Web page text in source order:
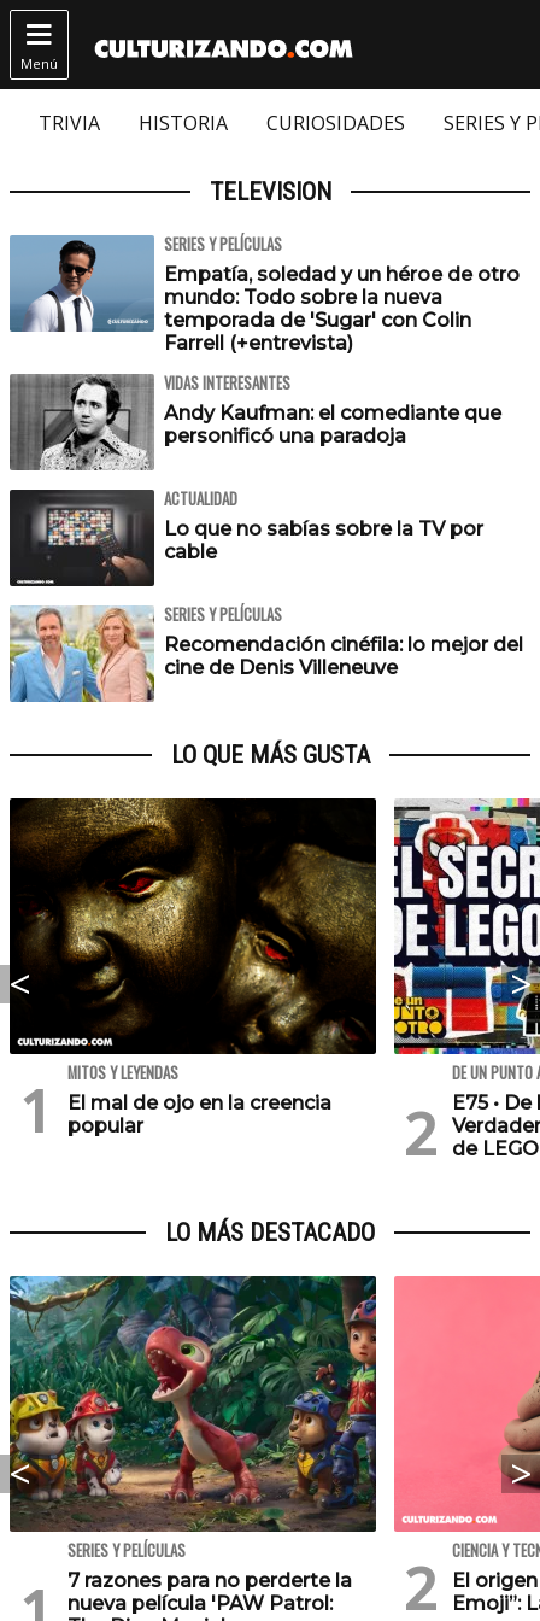

Menú
TRIVIA HISTORIA CURIOSIDADES SERIES Y
TELEVISION
SERIES Y PELÍCULAS
Empatía, soledad y un héroe de otro
mundo: Todo sobre la nueva
temporada de 'Sugar' con Colin
Farrell (+entrevista)
VIDAS INTERESANTES
Andy Kaufman: el comediante que
personificó una paradoja
ACTUALIDAD
Lo que no sabías sobre la TV por
cable
SERIES Y PELÍCULAS
Recomendación cinéfila: lo mejor del
cine de Denis Villeneuve
LO QUE MÁS GUSTA
MITOS Y LEYENDAS
El mal de ojo en la creencia
popular
DE UN PUNTO
E75 •
de
LO MÁS DESTACADO
SERIES Y PELÍCULAS
7 razones para no perderte la
nueva película 'PAW Patrol:
CIENCIA Y
El
Emoji”: